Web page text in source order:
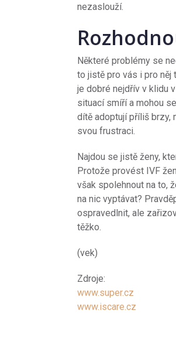
nezaslouží.
Některé problémy se
to jistě pro vás i pro něj
je dobré nejdřív v klidu
situací smíří a mohou
dítě adoptují příliš brzy,
svou frustraci.
Najdou se jistě ženy,
Protože provést IVF
však spolehnout na to,
na nic vyptávat?
ospravedlnit, ale
těžko.
(vek)
Zdroje:
www.super.cz
www.iscare.cz